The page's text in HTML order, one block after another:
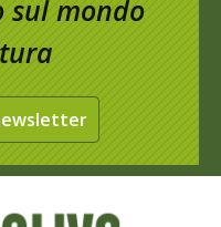
sul mondo